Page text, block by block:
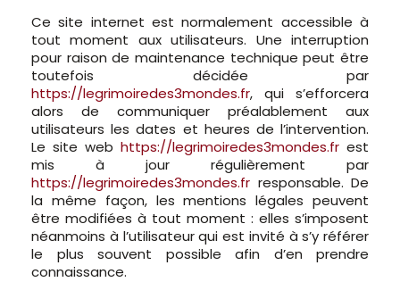
Ce site internet est normalement accessible à
tout moment aux utilisateurs. Une interruption
pour raison de maintenance technique peut être
toutefois décidée par
https://legrimoiredes3mondes.fr, qui s’efforcera
alors de communiquer préalablement aux
utilisateurs les dates et heures de l’intervention.
Le site web https://legrimoiredes3mondes.fr est
mis à jour régulièrement par
https://legrimoiredes3mondes.fr responsable. De
la même façon, les mentions légales peuvent
être modifiées à tout moment : elles s’imposent
néanmoins à l’utilisateur qui est invité à s’y référer
le plus souvent possible afin d’en prendre
connaissance.